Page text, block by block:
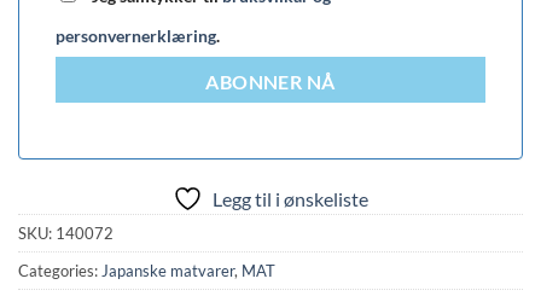
personvernerklæring.
ABONNER NÅ
Legg til i ønskeliste
SKU: 140072
Categories: Japanske matvarer, MAT